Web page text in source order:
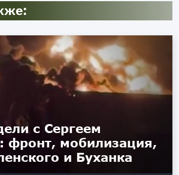
с Сергеем
фронт, мобилизация,
и Буханка